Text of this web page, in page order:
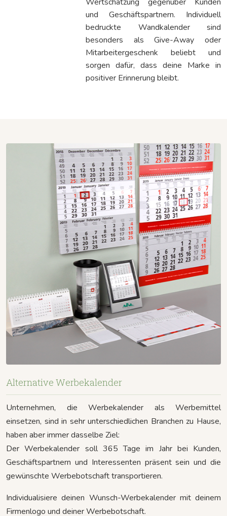
und Geschäftspartnern. Individuell
bedruckte Wandkalender sind
besonders als Give-Away oder
Mitarbeitergeschenk beliebt und
sorgen dafür, dass deine Marke in
positiver Erinnerung bleibt.
Alternative Werbekalender
Unternehmen, die Werbekalender als Werbemittel
einsetzen, sind in sehr unterschiedlichen Branchen zu Hause,
haben aber immer dasselbe Ziel:
Der Werbekalender soll 365 Tage im Jahr bei Kunden,
Geschäftspartnern und Interessenten präsent sein und die
gewünschte Werbebotschaft transportieren.
Individualisiere deinen Wunsch-Werbekalender mit deinem
Firmenlogo und deiner Werbebotschaft.